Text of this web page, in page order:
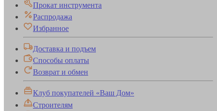
Прокат инструмента
Распродажа
Избранное
Доставка и подъем
Способы оплаты
Возврат и обмен
Клуб покупателей «Ваш Дом»
Строителям